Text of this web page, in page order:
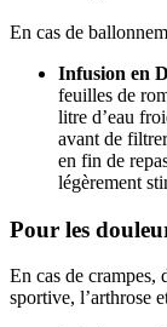
En cas de
Infusion en
feuilles de
litre d’eau
avant de
en fin de
légèrement
Pour les
En cas de crampes,
sportive, l’arthrose